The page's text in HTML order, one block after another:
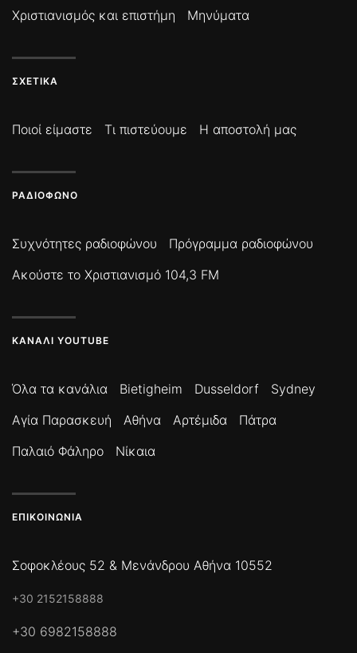
Χριστιανισμός και επιστήμη
Μηνύματα
ΣΧΕΤΙΚΆ
Ποιοί είμαστε Τι πιστεύουμε Η αποστολή μας
ΡΑΔΙΌΦΩΝΟ
Συχνότητες ραδιοφώνου
Πρόγραμμα ραδιοφώνου
Ακούστε το Χριστιανισμό 104,3 FM
ΚΑΝΆΛΙ YOUTUBE
Όλα τα κανάλια Bietigheim Dusseldorf
Sydney
Αγία Παρασκευή
Αθήνα Αρτέμιδα
Πάτρα
Παλαιό Φάληρο
Νίκαια
ΕΠΙΚΟΙΝΩΝΊΑ
Σοφοκλέους 52 & Μενάνδρου Αθήνα 10552
+30 2152158888
+30 6982158888